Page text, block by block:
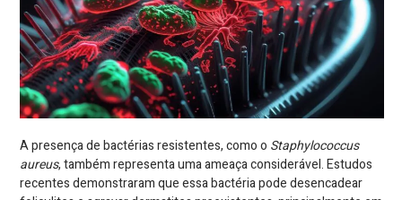
A presença de bactérias resistentes, como o Staphylococcus
aureus, também representa uma ameaça considerável. Estudos
recentes demonstraram que essa bactéria pode desencadear